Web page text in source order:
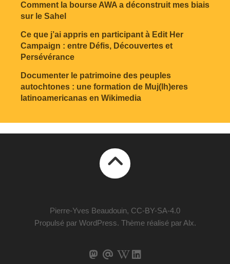
Comment la bourse AWA a déconstruit mes biais
sur le Sahel
Ce que j’ai appris en participant à Edit Her
Campaign : entre Défis, Découvertes et
Persévérance
Documenter le patrimoine des peuples
autochtones : une formation de Muj(lh)eres
latinoamericanas en Wikimedia
Pierre-Yves Beaudouin, CC-BY-SA-4.0
Propulsé par WordPress. Thème réalisé parAlx.